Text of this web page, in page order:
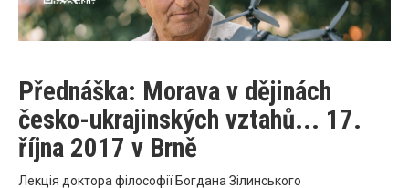
Přednáška: Morava v dějinách
česko-ukrajinských vztahů... 17.
října 2017 v Brně
Лекція доктора філософії Богдана Зілинського